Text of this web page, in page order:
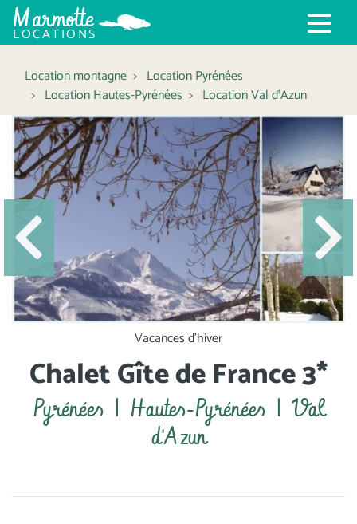
Marmotte
LOCATIONS
Location montagne
Location Pyrénées
Location Hautes-Pyrénées
Location Val d'Azun
Vacances d'hiver
Précédent
Chalet Gîte de France 3*
Pyrénées | Hautes-Pyrénées | Val
d'Azun